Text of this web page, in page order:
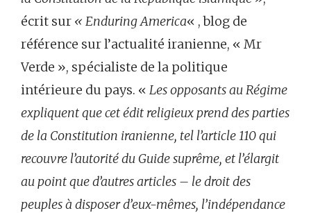
écrit sur « Enduring America« , blog de
référence sur l’actualité iranienne, « Mr
Verde », spécialiste de la politique
intérieure du pays. « Les opposants au Régime
expliquent que cet édit religieux prend des parties
de la Constitution iranienne, tel l’article 110 qui
recouvre l’autorité du Guide suprême, et l’élargit
au point que d’autres articles – le droit des
peuples à disposer d’eux-mêmes, l’indépendance